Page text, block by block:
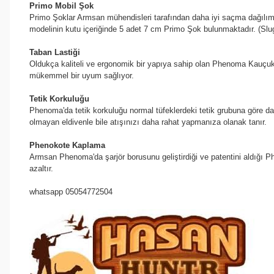
Primo Mobil Şok
Primo Şoklar Armsan mühendisleri tarafından daha iyi saçma
modelinin kutu içeriğinde 5 adet 7 cm Primo Şok bulunmaktadır.
Taban Lastiği
Oldukça kaliteli ve ergonomik bir yapıya sahip olan Phenoma
mükemmel bir uyum sağlıyor.
Tetik Korkuluğu
Phenoma'da tetik korkuluğu normal tüfeklerdeki tetik grubuna göre
olmayan eldivenle bile atışınızı daha rahat yapmanıza olanak tanır.
Phenokote Kaplama
Armsan Phenoma'da şarjör borusunu geliştirdiği ve patentini aldığı
azaltır.
whatsapp 05054772504